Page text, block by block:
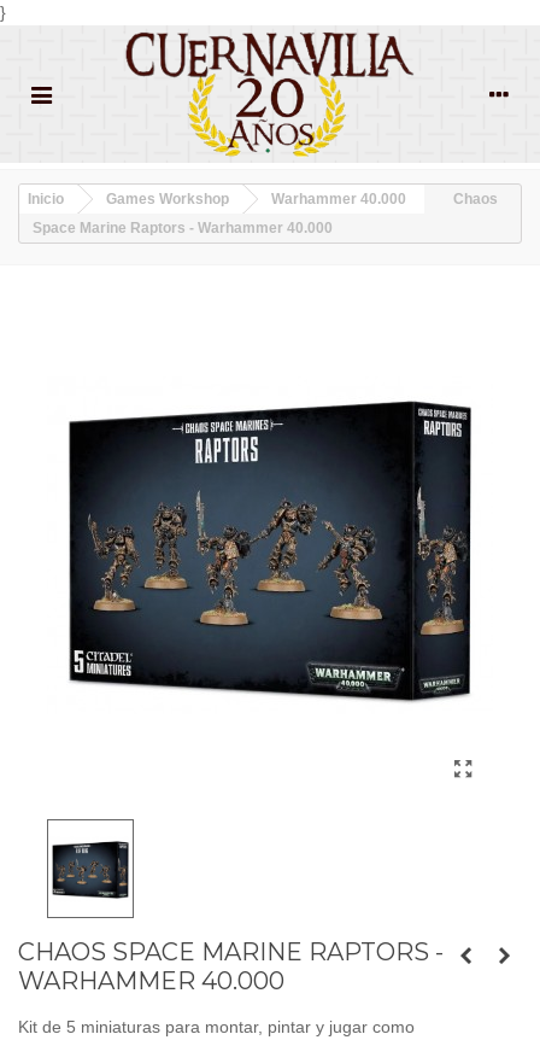
}
Inicio Games Workshop Warhammer 40.000
Chaos
Space Marine Raptors - Warhammer 40.000
CHAOS SPACE MARINE RAPTORS -
WARHAMMER 40.000
Kit de 5 miniaturas para montar, pintar y jugar como